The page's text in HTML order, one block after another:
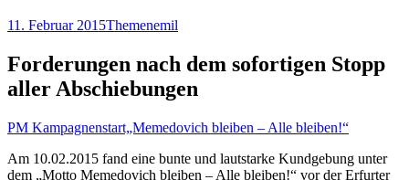
11. Februar 2015Themenemil
Forderungen nach dem sofortigen Stopp
aller Abschiebungen
PM Kampagnenstart„Memedovich bleiben – Alle bleiben!“
Am 10.02.2015 fand eine bunte und lautstarke Kundgebung unter
dem „Motto Memedovich bleiben – Alle bleiben!“ vor der Erfurter